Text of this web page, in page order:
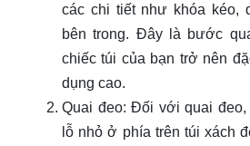
các chi tiết như khóa kéo,
bên trong. Đây là bước
chiếc túi của bạn trở nên
dụng cao.
Quai đeo: Đối với quai đeo,
lỗ nhỏ ở phía trên túi xách